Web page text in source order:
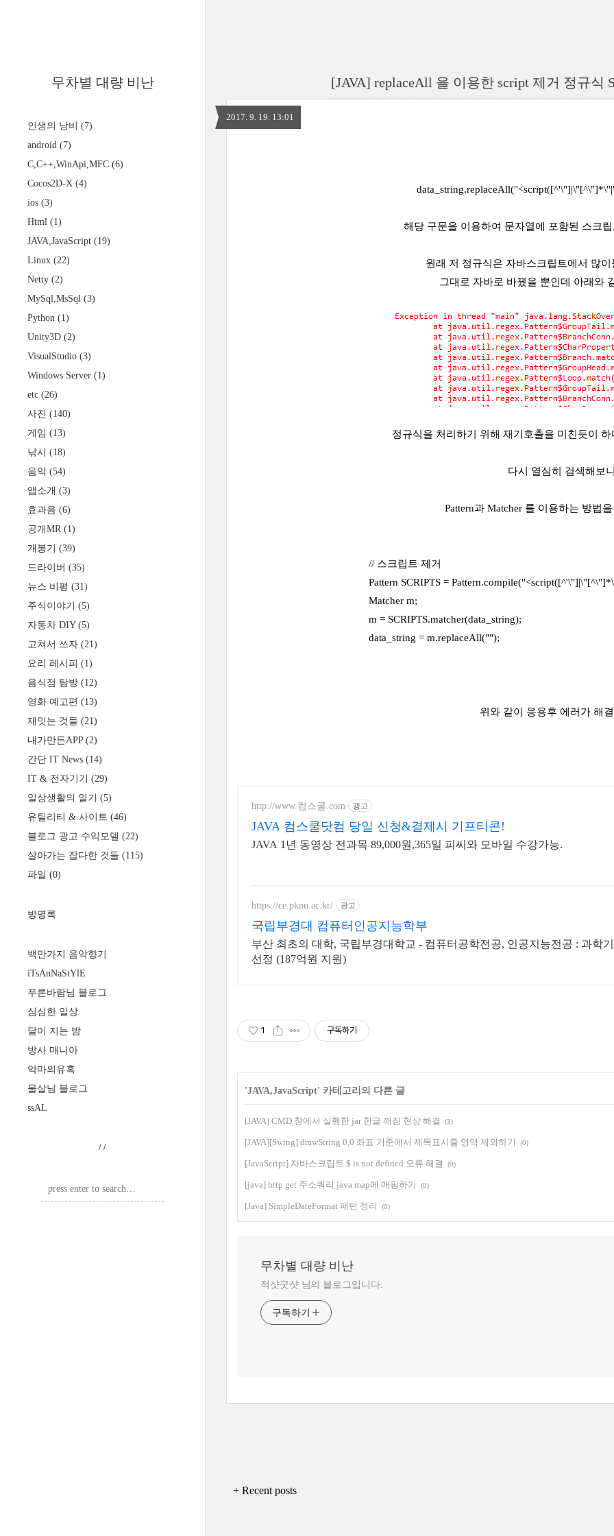
무차별 대량 비난
인생의 낭비 (7)
android (7)
C,C++,WinApi,MFC (6)
Cocos2D-X (4)
ios (3)
Html (1)
JAVA,JavaScript (19)
Linux (22)
Netty (2)
MySql,MsSql (3)
Python (1)
Unity3D (2)
VisualStudio (3)
Windows Server (1)
etc (26)
사진 (140)
게임 (13)
낚시 (18)
음악 (54)
앱소개 (3)
효과음 (6)
공개MR (1)
개봉기 (39)
드라이버 (35)
뉴스 비평 (31)
주식이야기 (5)
자동차 DIY (5)
고쳐서 쓰자 (21)
요리 레시피 (1)
음식점 탐방 (12)
영화 예고편 (13)
재밋는 것들 (21)
내가만든APP (2)
간단 IT News (14)
IT & 전자기기 (29)
일상생활의 일기 (5)
유틸리티 & 사이트 (46)
블로그 광고 수익모델 (22)
살아가는 잡다한 것들 (115)
파일 (0)
방명록
백만가지 음악향기
iTsAnNaStYlE
푸른바람님 블로그
심심한 일상
달이 지는 밤
방사 매니아
악마의유혹
물살님 블로그
ssAL
/ /
[JAVA] replaceAll 을 이용한 script 제거 정규식
2017. 9. 19. 13:01
data_string.replaceAll(
해당 구문을 이용하여 문자열에 포함된 스크
원래 저 정규식은 자바스크립트에서 많
그대로 자바로 바꿨을 뿐인데 아래와
정규식을 처리하기 위해 재기호출을 미친듯이
다시 열심히 검색해보
Pattern과 Matcher 를 이용하는 방법
// 스크립트 제거
Pattern SCRIPTS =
Matcher m;
m = SCRIPTS.matcher(data_string);
data_string = m.replaceAll("");
위와 같이 응용후 에러가 해
http://www.컴스쿨.com 광고
JAVA 컴스쿨닷컴 당일 신청&결제시 기프티콘!
JAVA 1년 동영상 전과목 89,000원,365일 피씨와 모바일 수강가능.
https://ce.pknu.ac.kr/ 광고
국립부경대 컴퓨터인공지능학부
부산 최초의 대학, 국립부경대학교 - 컴퓨터공학전공, 인공지능전공 : 과학
선정 (187억원 지원)
1 구독하기
'JAVA,JavaScript' 카테고리의 다른 글
[JAVA] CMD 창에서 실행한 jar 한글 깨짐 현상 해결 (3)
[JAVA][Swing] drawString 0,0 좌표 기준에서 제목표시줄 영역 제외하기 (0)
[JavaScript] 자바스크립트 $ is not defined 오류 해결 (0)
[java] http get 주소쿼리 java map에 매핑하기 (0)
[Java] SimpleDateFormat 패턴 정리 (0)
무차별 대량 비난
적샷굿샷 님의 블로그입니다.
구독하기
+ Recent posts